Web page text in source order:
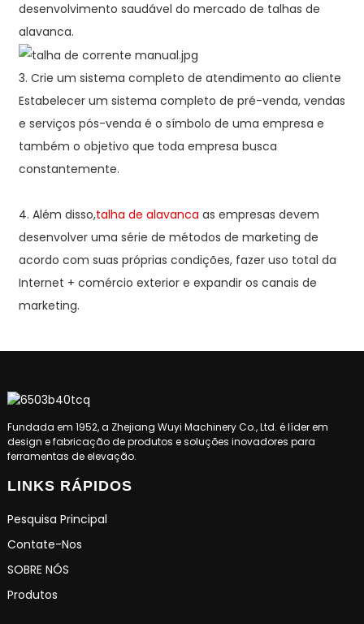
desenvolvimento saudável do mercado de talhas de
alavanca.
3. Crie um sistema completo de atendimento ao cliente
Estabelecer um sistema completo de pré-venda, vendas
e serviços pós-venda é o símbolo de uma empresa e
também o objetivo que toda empresa busca
constantemente.
4. Além disso,talha de alavanca as empresas devem
desenvolver uma série de métodos de marketing de
acordo com suas próprias condições, fazer uso total da
Internet + comércio exterior e expandir os canais de
marketing.
Fundada em 1952, a Zhejiang Wuyi Machinery Co., Ltd. é líder em
design e fabricação de produtos e soluções inovadores para
ferramentas de elevação.
LINKS RÁPIDOS
Pesquisa Principal
Contate-Nos
SOBRE NÓS
Produtos